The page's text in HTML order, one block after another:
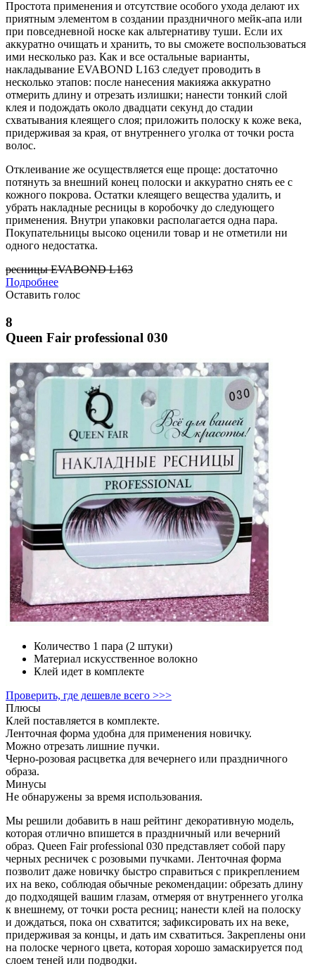
Простота применения и отсутствие особого ухода делают их
приятным элементом в создании праздничного мейк-апа или
при повседневной носке как альтернативу туши. Если их
аккуратно очищать и хранить, то вы сможете воспользоваться
ими несколько раз. Как и все остальные варианты,
накладывание EVABOND L163 следует проводить в
несколько этапов: после нанесения макияжа аккуратно
отмерить длину и отрезать излишки; нанести тонкий слой
клея и подождать около двадцати секунд до стадии
схватывания клеящего слоя; приложить полоску к коже века,
придерживая за края, от внутреннего уголка от точки роста
волос.
Отклеивание же осуществляется еще проще: достаточно
потянуть за внешний конец полоски и аккуратно снять ее с
кожного покрова. Остатки клеящего вещества удалить, и
убрать накладные ресницы в коробочку до следующего
применения. Внутри упаковки располагается одна пара.
Покупательницы высоко оценили товар и не отметили ни
одного недостатка.
ресницы EVABOND L163
Подробнее
Оставить голос
8
Queen Fair professional 030
Количество 1 пара (2 штуки)
Материал искусственное волокно
Клей идет в комплекте
Проверить, где дешевле всего >>>
Плюсы
Клей поставляется в комплекте.
Ленточная форма удобна для применения новичку.
Можно отрезать лишние пучки.
Черно-розовая расцветка для вечернего или праздничного
образа.
Минусы
Не обнаружены за время использования.
Мы решили добавить в наш рейтинг декоративную модель,
которая отлично впишется в праздничный или вечерний
образ. Queen Fair professional 030 представляет собой пару
черных ресничек с розовыми пучками. Ленточная форма
позволит даже новичку быстро справиться с прикреплением
их на веко, соблюдая обычные рекомендации: обрезать длину
до подходящей вашим глазам, отмеряя от внутреннего уголка
к внешнему, от точки роста ресниц; нанести клей на полоску
и дождаться, пока он схватится; зафиксировать их на веке,
придерживая за концы, и дать им схватиться. Закреплены они
на полоске черного цвета, которая хорошо замаскируется под
слоем теней или подводки.